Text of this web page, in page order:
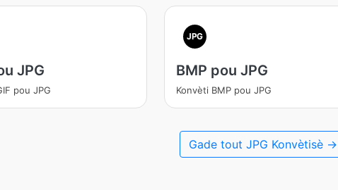
JPG
pou JPG
JPG
BMP pou JPG
Konvèti BMP pou JPG
Gade tout JPG Konvètisè →